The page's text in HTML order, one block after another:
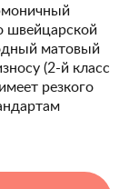
швейцарской
матовый
(2-й класс
резкого